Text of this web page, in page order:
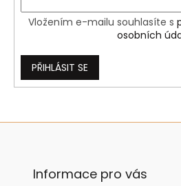
ý
p
i
Vložením e-mailu souhlasíte s
osobních
PŘIHLÁSIT SE
Z
Informace pro vás